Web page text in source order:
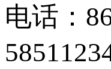
电话：